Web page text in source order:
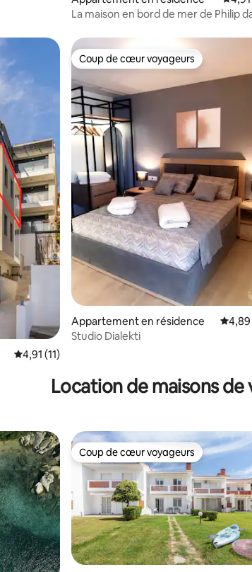
La maison en bord de mer de Philip
Évaluation moyenne sur la base de 11
4,91 (11)
Coup de cœur voyageurs
Coup de cœur voyageurs
Appartement en résidence
Studio Dialekti
Location de maisons de
Coup de cœur voyageurs
Coup de cœur voyageurs